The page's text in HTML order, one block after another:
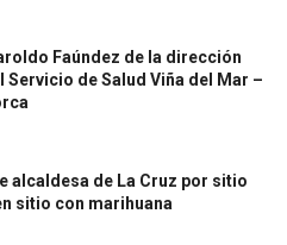
Faúndez de la dirección
Servicio de Salud Viña del Mar –
alcaldesa de La Cruz por sitio
sitio con marihuana